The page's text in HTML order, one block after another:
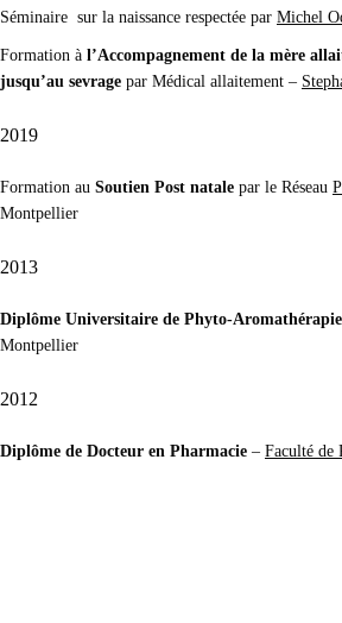
Séminaire sur la naissance respectée par Michel
Formation à l’Accompagnement de la mère
jusqu’au sevrage par Médical allaitement –
2019
Formation au Soutien Post natale par le Réseau
Montpellier
2013
Diplôme Universitaire de Phyto-Aromathérapie
Montpellier
2012
Diplôme de Docteur en Pharmacie – Faculté de